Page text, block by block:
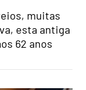
muitas
esta antiga
62 anos